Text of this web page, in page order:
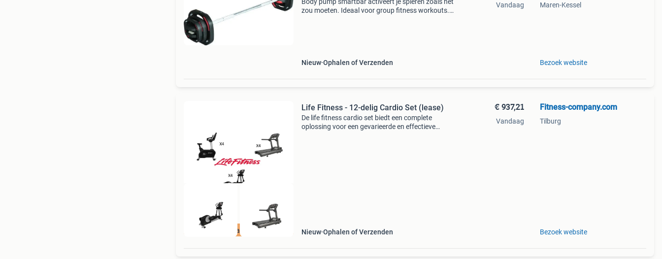
zou moeten. Ideaal voor group fitness workouts.
Nieuw Ophalen of Verzenden
Vandaag Maren-Kessel
Bezoek website
incl Garantie
Life Fitness - 12-delig Cardio Set (lease)
De life fitness cardio set biedt een complete
oplossing voor een gevarieerde en effectieve
Nieuw Ophalen of Verzenden
€ 937,21
Vandaag
Fitness-company.com
Tilburg
Bezoek website